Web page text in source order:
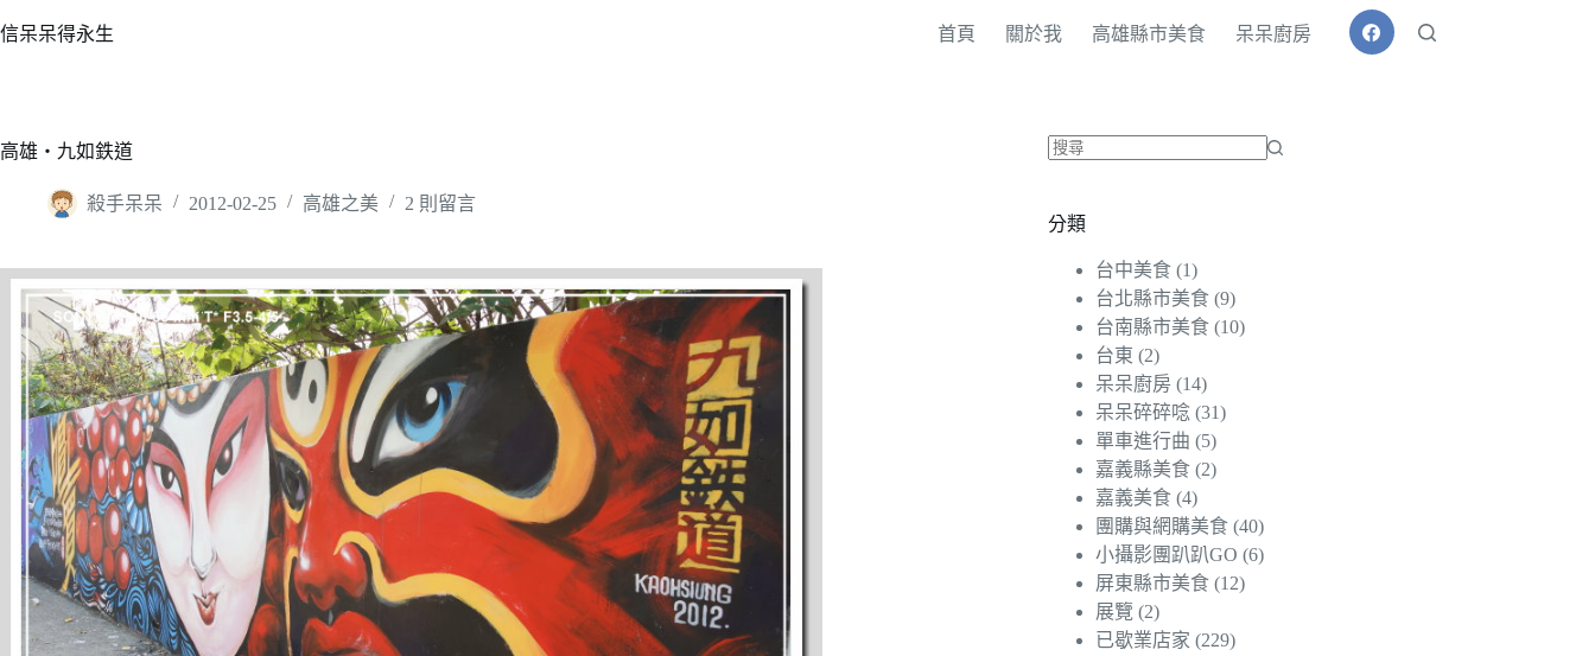
至
容
信呆呆得永生 首頁 關於我 高雄縣市美食 呆呆廚房
高雄‧九如鉄道
殺手呆呆 2012-02-25 高雄之美 2 則留言
到
分類
台中美食 (1)
台北縣市美食 (9)
台南縣市美食 (10)
台東 (2)
呆呆廚房 (14)
呆呆碎碎唸 (31)
單車進行曲 (5)
嘉義縣美食 (2)
嘉義美食 (4)
團購與網購美食 (40)
小攝影團趴趴GO (6)
屏東縣市美食 (12)
展覽 (2)
已歇業店家 (229)